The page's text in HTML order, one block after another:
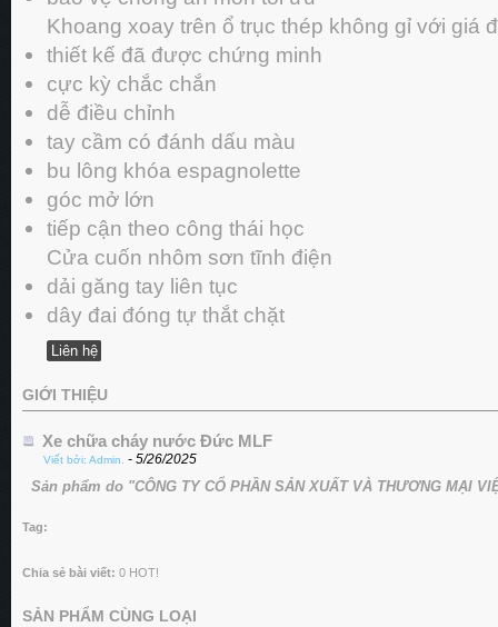
Khoang xoay trên ổ trục thép không gỉ với giá
thiết kế đã được chứng minh
cực kỳ chắc chắn
dễ điều chỉnh
tay cầm có đánh dấu màu
bu lông khóa espagnolette
góc mở lớn
tiếp cận theo công thái học
Cửa cuốn nhôm sơn tĩnh điện
dải găng tay liên tục
dây đai đóng tự thắt chặt
Liên hệ
GIỚI THIỆU
Xe chữa cháy nước Đức MLF
Viết bởi: Admin. - 5/26/2025
Sản phẩm do "CÔNG TY CỔ PHẦN SẢN XUẤT VÀ THƯƠNG MẠI
Tag:
Chia sẻ bài viết: 0 HOT!
SẢN PHẨM CÙNG LOẠI